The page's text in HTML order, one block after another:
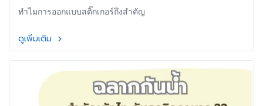
ทำไมการออกแบบสติ๊กเกอร์ถึงสำคัญ
ดูเพิ่มเติม